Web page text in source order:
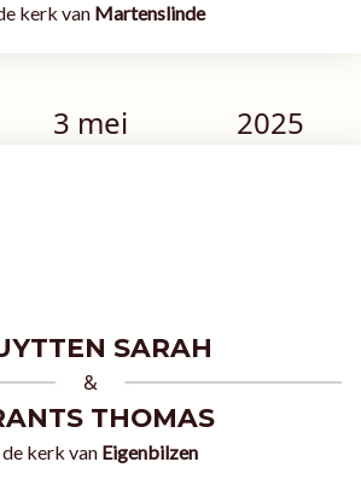
kerk van Martenslinde
3 mei 2025
SARAH
&
THOMAS
de kerk van Eigenbilzen